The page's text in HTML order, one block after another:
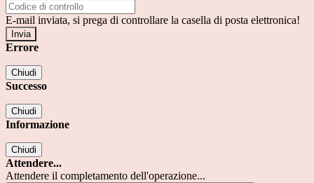
E-mail inviata, si prega di controllare la casella di posta elettronica!
Errore
Chiudi
Successo
Chiudi
Informazione
Chiudi
Attendere...
Attendere il completamento dell'operazione...